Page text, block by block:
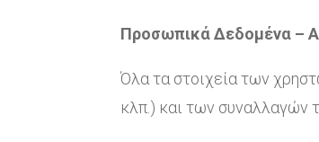
Προσωπικά Δεδομένα –
Όλα τα στοιχεία των
κλπ.) και των συναλλαγών